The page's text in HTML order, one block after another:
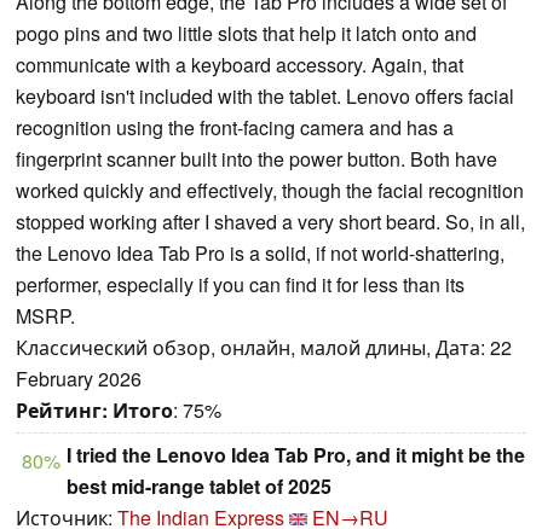
pogo pins and two little slots that help it latch onto and
communicate with a keyboard accessory. Again, that
keyboard isn't included with the tablet. Lenovo offers facial
recognition using the front-facing camera and has a
fingerprint scanner built into the power button. Both have
worked quickly and effectively, though the facial recognition
stopped working after I shaved a very short beard. So, in all,
the Lenovo Idea Tab Pro is a solid, if not world-shattering,
performer, especially if you can find it for less than its
MSRP.
Классический обзор, онлайн, малой длины, Дата: 22
February 2026
Рейтинг: Итого: 75%
80% I tried the Lenovo Idea Tab Pro, and it might be the
best mid-range tablet of 2025
Источник: The Indian Express
EN→RU